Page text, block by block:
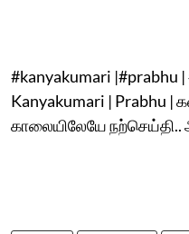
#kanyakumari
Kanyakumari | Prabhu |
காலையிலேயே நற்செய்தி..